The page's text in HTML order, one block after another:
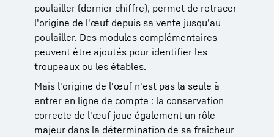
poulailler (dernier chiffre), permet de retracer
l'origine de l'œuf depuis sa vente jusqu'au
poulailler. Des modules complémentaires
peuvent être ajoutés pour identifier les
troupeaux ou les étables.
Mais l'origine de l'œuf n'est pas la seule à
entrer en ligne de compte : la conservation
correcte de l'œuf joue également un rôle
majeur dans la détermination de sa fraîcheur